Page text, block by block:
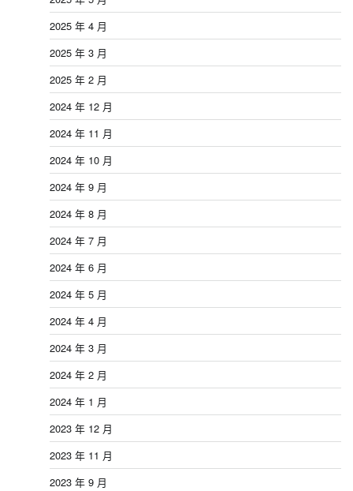
2025 年 4 月
2025 年 3 月
2025 年 2 月
2024 年 12 月
2024 年 11 月
2024 年 10 月
2024 年 9 月
2024 年 8 月
2024 年 7 月
2024 年 6 月
2024 年 5 月
2024 年 4 月
2024 年 3 月
2024 年 2 月
2024 年 1 月
2023 年 12 月
2023 年 11 月
2023 年 9 月